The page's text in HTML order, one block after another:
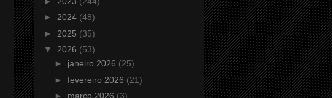
► 2024 (48)
► 2025 (35)
▼ 2026 (53)
► janeiro 2026 (25)
► fevereiro 2026 (21)
► março 2026 (3)